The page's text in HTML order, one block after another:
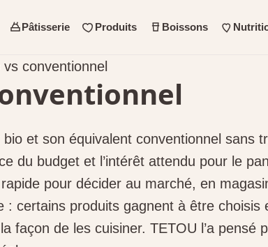
Pâtisserie Produits Boissons
conventionnel
et son équivalent conventionnel sans
du budget et l’intérêt attendu pour le
pour décider au marché, en
certains produits gagnent à être choisis
façon de les cuisiner. TETOU l’a pensé